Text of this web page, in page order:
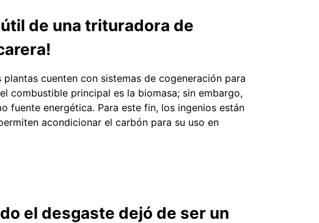
de una trituradora de
cuenten con sistemas de cogeneración para
combustible principal es la biomasa; sin embargo,
fuente energética. Para este fin, los ingenios están
acondicionar el carbón para su uso en
el desgaste dejó de ser un